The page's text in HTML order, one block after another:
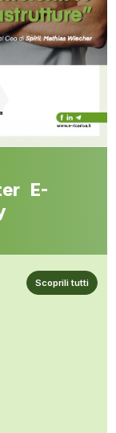
E-
Scoprili tutti